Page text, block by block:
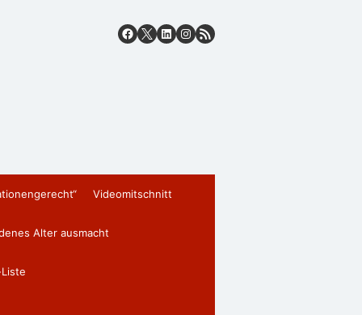
Videomitschnitt
Alter ausmacht